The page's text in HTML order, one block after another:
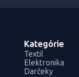
Kategórie
Textil
Elektronika
Darčeky